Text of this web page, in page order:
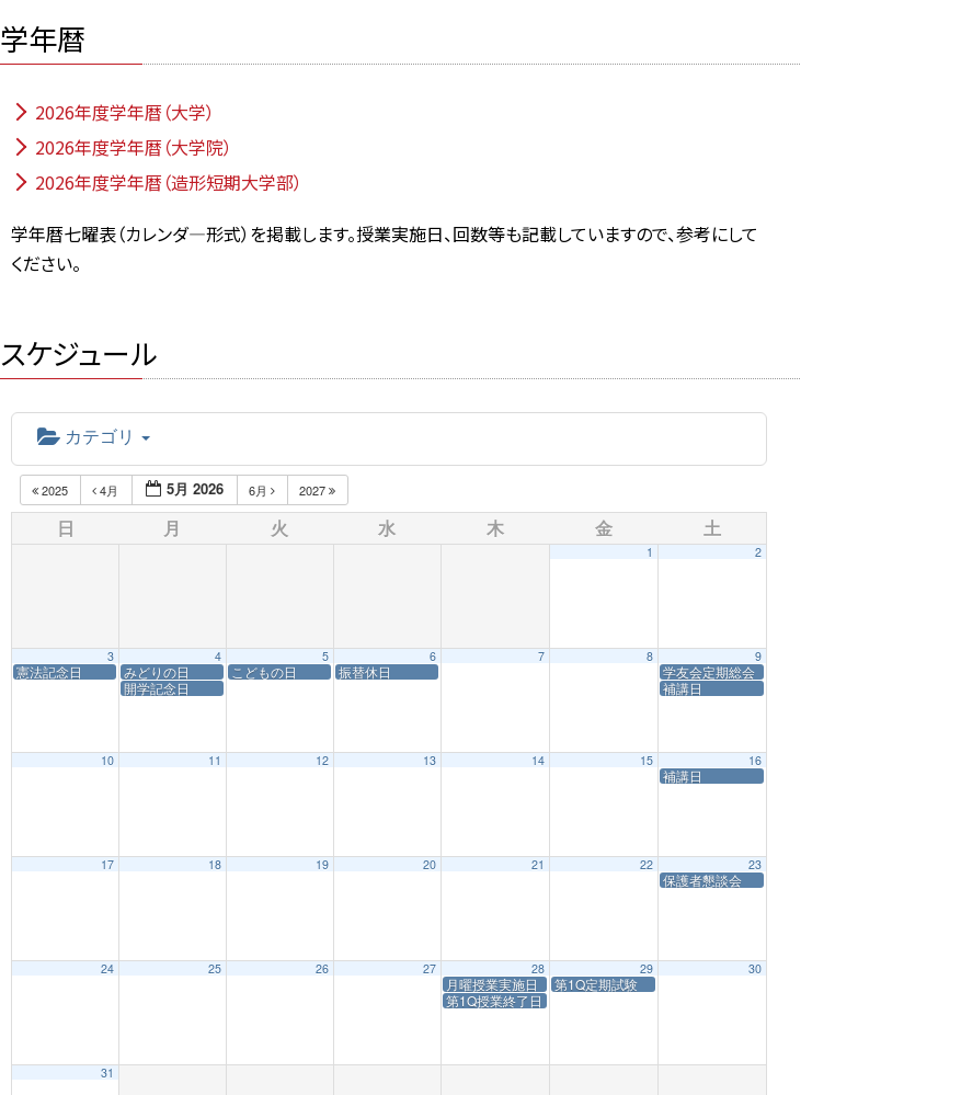
学年暦
2026年度学年暦（大学）
2026年度学年暦（大学院）
2026年度学年暦（造形短期大学部）
学年暦七曜表（カレンダ―形式）を掲載します。授業実施日、回数等も記載していますので、参考にして
ください。
スケジュール
カテゴリ
2025 4月 5月 2026 6月 2027
日 月 火 水 木 金 土
1 2
3
憲法記念日
4
みどりの日
開学記念日
5
こどもの日
6
振替休日
7 8 9
学友会定期総会
補講日
10 11 12 13 14 15 16
補講日
17 18 19 20 21 22 23
保護者懇談会
24 25 26 27 28
月曜授業実施日
第1Q授業終了日
29
第1Q定期試験
30
31